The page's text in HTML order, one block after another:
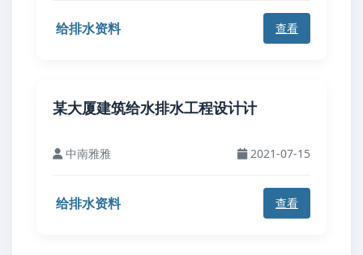
给排水资料 查看
某大厦建筑给水排水工程设计计
中南雅雅 2021-07-15
给排水资料 查看